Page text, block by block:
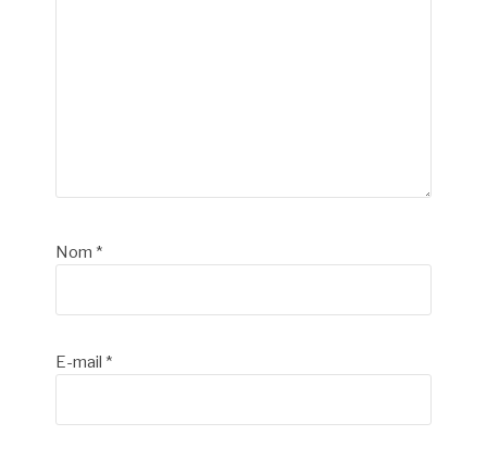
Nom *
E-mail *